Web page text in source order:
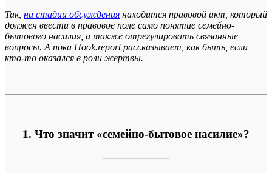
Так, на стадии обсуждения находится правовой акт, который
должен ввести в правовое поле само понятие семейно-
бытового насилия, а также отрегулировать связанные
вопросы. А пока Hook.report рассказывает, как быть, если
кто-то оказался в роли жертвы.
1. Что значит «семейно-бытовое насилие»?
──────────